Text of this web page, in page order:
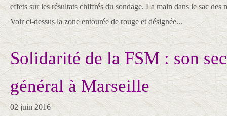
effets sur les résultats chiffrés du sondage. La main dans le sac des
Voir ci-dessus la zone entourée de rouge et désignée...
Solidarité de la FSM : son
général à Marseille
02 juin 2016